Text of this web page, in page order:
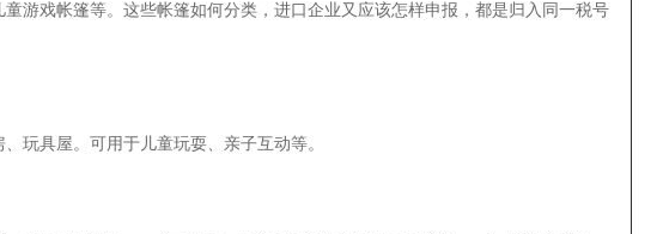
游戏帐篷等。这些帐篷如何分类，进口企业又应该怎样申报，都是归入同一税号
玩具屋。可用于儿童玩耍、亲子互动等。